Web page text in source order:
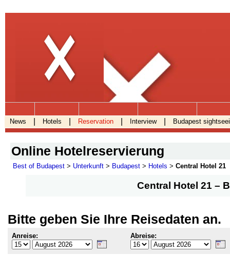
.
News Hotels Reservation Interview Budapest
Online Hotelreservierung
Best of Budapest > Unterkunft > Budapest > Hotels > Central Hotel 21
Central Hotel 21 –
Bitte geben Sie Ihre Reisedaten an.
Anreise: Abreise: